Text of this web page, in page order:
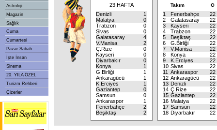
Astroloji
Magazin
Sağlık
Cuma
Cumartesi
Pazar Sabah
İşte İnsan
Sinema
20. YILA ÖZEL
Turizm Rehberi
Çizerler
23.HAFTA
Denizli
1
Malatya
0
Trabzon
0
Sivas
0
Galatasaray
4
V.Manisa
2
Ç.Rize
0
Kayseri
0
Diyarbakır
0
Konya
1
G.Birliği
1
Ankaragücü
1
K.Erciyes
1
Gaziantep
0
Samsun
0
Ankaraspor
1
Fenerbahçe
2
Beşiktaş
2
Takım O
1 Fenerbahçe
22
2
Galatasaray
22
3
Kayseri
22
4
Trabzon
22
5
Beşiktaş
22
6
G.Birliği
22
7
V.Manisa
22
8
Konya
22
9
K.Erciyes
22
10 Sivas
22
11 Ankaraspor
22
12 Ankaragücü
22
13 Denizli
22
14 Ç.Rize
22
15 Gaziantep
22
16 Malatya
22
17 Samsun
22
18 Diyarbakır 22